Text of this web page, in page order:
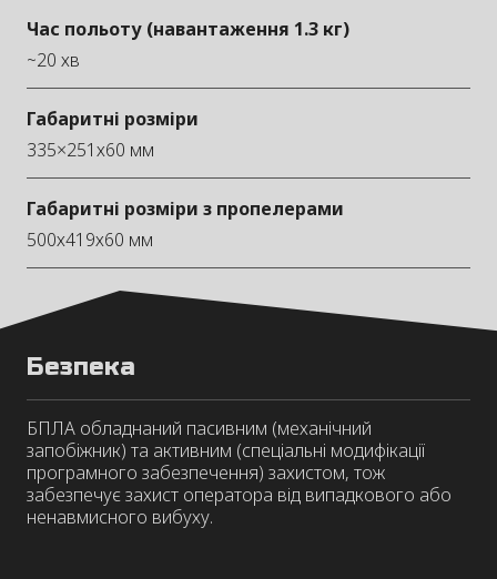
Час польоту (навантаження 1.3 кг)
~20 хв
Габаритні розміри
335×251х60 мм
Габаритні розміри з пропелерами
500х419х60 мм
Безпека
БПЛА обладнаний пасивним (механічний
запобіжник) та активним (спеціальні модифікації
програмного забезпечення) захистом, тож
забезпечує захист оператора від випадкового або
ненавмисного вибуху.